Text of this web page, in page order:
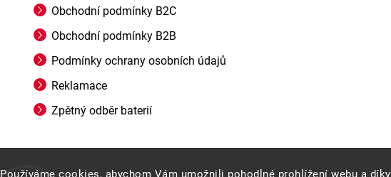
Používáme cookies, abychom Vám umožnili pohodlné prohlížení webu a díky
Obchodní podmínky B2C
Obchodní podmínky B2B
Podmínky ochrany osobních údajů
Reklamace
Zpětný odběr baterií